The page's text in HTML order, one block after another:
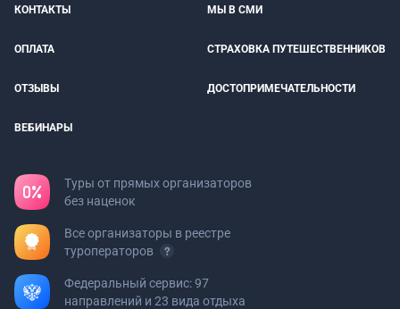
КОНТАКТЫ МЫ В СМИ
ОПЛАТА СТРАХОВКА ПУТЕШЕСТВЕННИКОВ
ОТЗЫВЫ ДОСТОПРИМЕЧАТЕЛЬНОСТИ
ВЕБИНАРЫ
Туры от прямых организаторов
без наценок
Все организаторы в реестре
туроператоров
Федеральный сервис: 97
направлений и 23 вида отдыха